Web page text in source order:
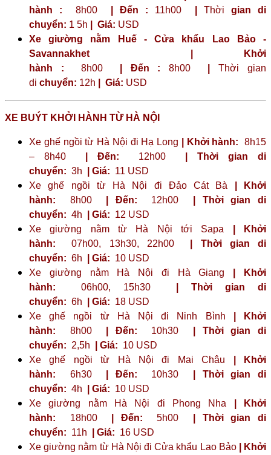
hành : 8h00 | Đến : 11h00 Thời gian di
chuyển: 1 5h Giá: USD
Xe giường nằm Huế - Cửa khẩu Lao Bảo -
Savannakhet | Khởi
hành : 8h00| Đến : 8h00 |Thời gian
di chuyển: 12h Giá: USD
XE BUÝT KHỞI HÀNH TỪ HÀ NỘI
Xe ghế ngồi từ Hà Nội đi Hạ Long | Khởi hành: 8h15
– 8h40
| Đến: 12h00
| Thời gian di
chuyển: 3h | Giá: 11 USD
Xe ghế ngồi từ Hà Nội đi Đảo Cát Bà
| Khởi
hành: 8h00 | Đến: 12h00
| Thời gian di
chuyển: 4h | Giá: 12 USD
Xe giường nằm từ Hà Nội tới Sapa
| Khởi
hành: 07h00, 13h30, 22h00
| Thời gian di
chuyển: 6h | Giá: 10 USD
Xe giường nằm Hà Nội đi Hà Giang
| Khởi
hành: 06h00, 15h30
| Thời gian di
chuyển: 6h | Giá: 18 USD
Xe ghế ngồi từ Hà Nội đi Ninh Bình
| Khởi
hành: 8h00 | Đến: 10h30
| Thời gian di
chuyển: 2,5h | Giá: 10 USD
Xe ghế ngồi từ Hà Nội đi Mai Châu
| Khởi
hành: 6h30 | Đến: 10h30
| Thời gian di
chuyển: 4h | Giá: 10 USD
Xe giường nằm Hà Nội đi Phong Nha
| Khởi
hành: 18h00 | Đến: 5h00
| Thời gian di
chuyển: 11h | Giá: 16 USD
Xe giường nằm từ Hà Nội đi Cửa khẩu Lao Bảo
| Khởi